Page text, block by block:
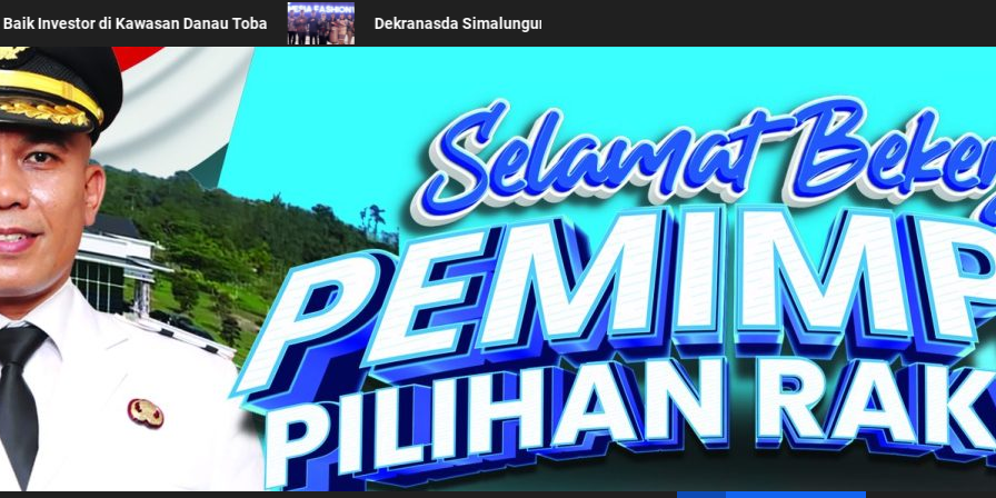
Daerah di Acara BTN Indonesia Fashion Week 2026 Keseriusan Pemkab Simalungun bersama Kemendagri Kawal
Simalungun